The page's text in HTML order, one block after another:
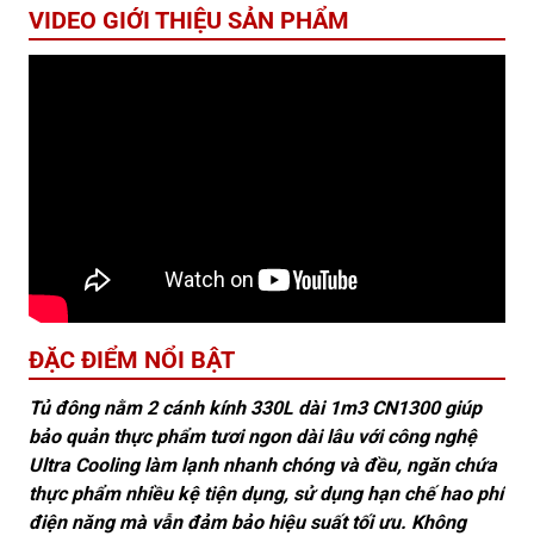
VIDEO GIỚI THIỆU SẢN PHẨM
ĐẶC ĐIỂM NỔI BẬT
Tủ đông nằm 2 cánh kính 330L dài 1m3 CN1300 giúp
bảo quản thực phẩm tươi ngon dài lâu với công nghệ
Ultra Cooling làm lạnh nhanh chóng và đều, ngăn chứa
thực phẩm nhiều kệ tiện dụng, sử dụng hạn chế hao phí
điện năng mà vẫn đảm bảo hiệu suất tối ưu. Không